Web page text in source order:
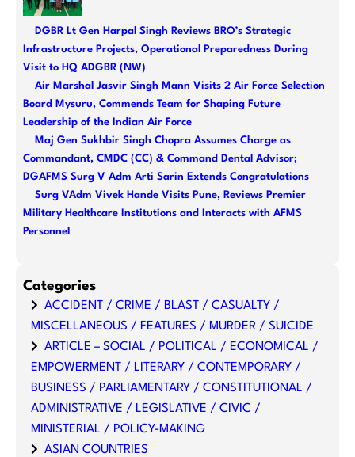
DGBR Lt Gen Harpal Singh Reviews BRO’s Strategic
Infrastructure Projects, Operational Preparedness During
Visit to HQ ADGBR (NW)
Air Marshal Jasvir Singh Mann Visits 2 Air Force Selection
Board Mysuru, Commends Team for Shaping Future
Leadership of the Indian Air Force
Maj Gen Sukhbir Singh Chopra Assumes Charge as
Commandant, CMDC (CC) & Command Dental Advisor;
DGAFMS Surg V Adm Arti Sarin Extends Congratulations
Surg VAdm Vivek Hande Visits Pune, Reviews Premier
Military Healthcare Institutions and Interacts with AFMS
Personnel
Categories
ACCIDENT / CRIME / BLAST / CASUALTY /
MISCELLANEOUS / FEATURES / MURDER / SUICIDE
ARTICLE – SOCIAL / POLITICAL / ECONOMICAL /
EMPOWERMENT / LITERARY / CONTEMPORARY /
BUSINESS / PARLIAMENTARY / CONSTITUTIONAL /
ADMINISTRATIVE / LEGISLATIVE / CIVIC /
MINISTERIAL / POLICY-MAKING
ASIAN COUNTRIES